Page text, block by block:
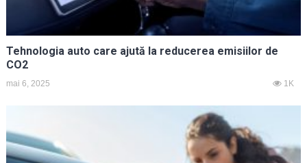
Tehnologia auto care ajută la reducerea emisiilor de
CO2
mai 6, 2025 1K